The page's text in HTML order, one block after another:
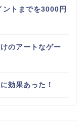
ントまでを3000円
のアートなゲー
効果あった！